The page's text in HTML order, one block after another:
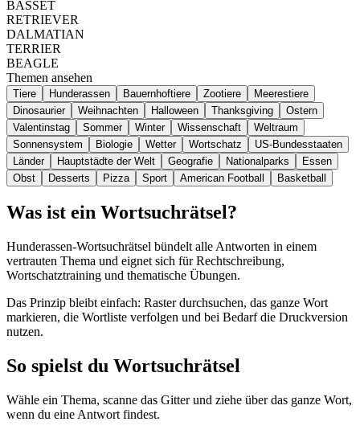
BASSET
RETRIEVER
DALMATIAN
TERRIER
BEAGLE
Themen ansehen
Tiere Hunderassen Bauernhoftiere Zootiere
Meerestiere
Dinosaurier
Weihnachten Halloween Thanksgiving
Ostern
Valentinstag
Sommer Winter Wissenschaft
Weltraum
Sonnensystem
Biologie Wetter Wortschatz
US-Bundesstaaten
Länder
Hauptstädte der Welt Geografie Nationalparks
Essen
Obst
Desserts Pizza Sport American Football Basketball
Was ist ein Wortsuchrätsel?
Hunderassen-Wortsuchrätsel bündelt alle Antworten in einem
vertrauten Thema und eignet sich für Rechtschreibung,
Wortschatztraining und thematische Übungen.
Das Prinzip bleibt einfach: Raster durchsuchen, das ganze Wort
markieren, die Wortliste verfolgen und bei Bedarf die Druckversion
nutzen.
So spielst du Wortsuchrätsel
Wähle ein Thema, scanne das Gitter und ziehe über das ganze Wort,
wenn du eine Antwort findest.